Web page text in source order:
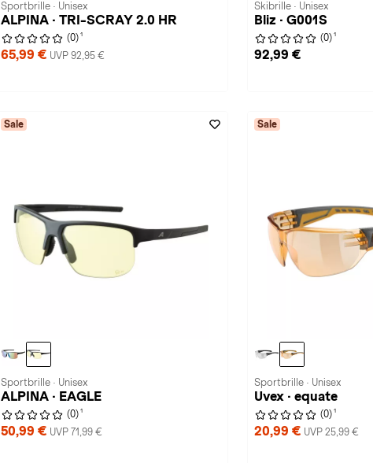
Sportbrille · Unisex
ALPINA · TRI-SCRAY 2.0 HR
(0) 1
65,99 € UVP 92,95 €
Skibrille · Unisex
Bliz · G001S
(0) 1
92,99 €
Sale
Sportbrille · Unisex
ALPINA · EAGLE
(0) 1
50,99 € UVP 71,99 €
Sale
Sportbrille · Unisex
Uvex · equate
(0) 1
20,99 € UVP 25,99 €